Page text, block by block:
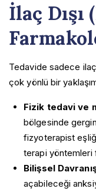
İlaç Dışı
Tedavide sadece
çok yönlü bir
Fizik tedavi ve
bölgesinde
fizyoterapist
terapi yöntemleri
Bilişsel
açabileceği